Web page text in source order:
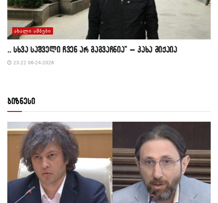
ᲐᲮᲐᲚᲘ ᲐᲛᲑᲔᲑᲘ
,, სხვა საშველი ჩვენ არ გაგვაჩნია” – კახა მიქაია
23:22 06-24-2026
ბიზნესი